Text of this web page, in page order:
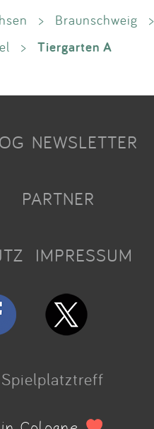
> Braunschweig
>
> Tiergarten A
NEWSLETTER
PARTNER
IMPRESSUM